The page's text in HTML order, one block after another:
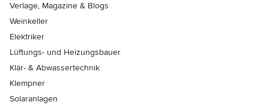
Verlage, Magazine & Blogs
Weinkeller
Elektriker
Lüftungs- und Heizungsbauer
Klär- & Abwassertechnik
Klempner
Solaranlagen